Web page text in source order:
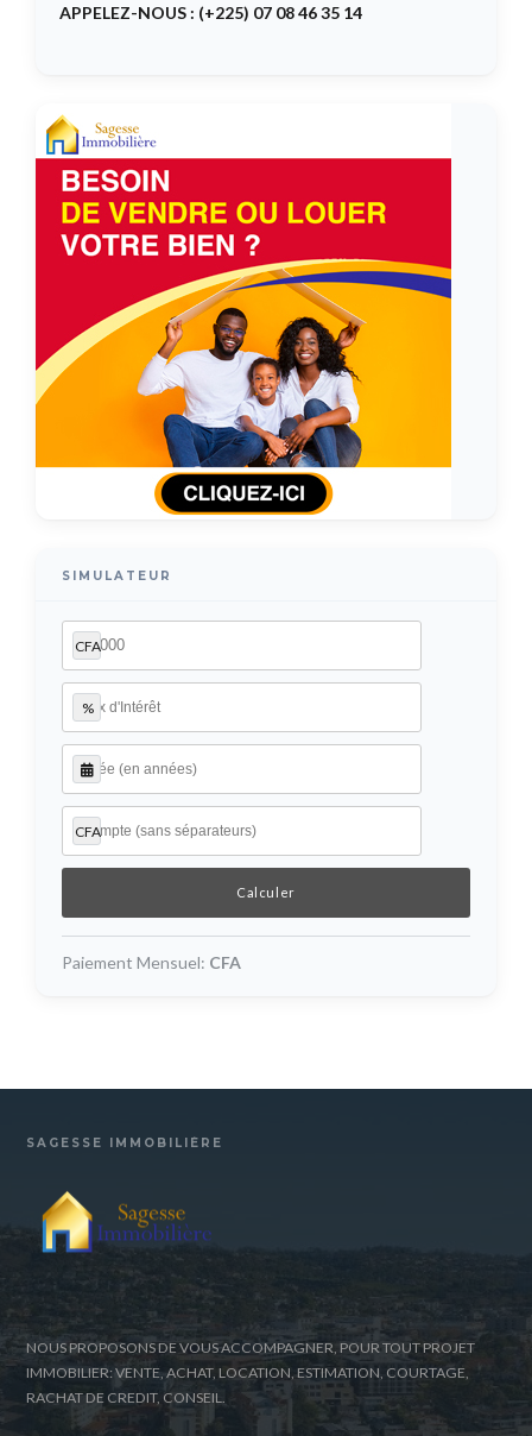
APPELEZ-NOUS : (+225) 07 08 46 35 14
SIMULATEUR
CFA
%
CFA
Paiement Mensuel: CFA
SAGESSE IMMOBILIÈRE
NOUS PROPOSONS DE VOUS ACCOMPAGNER, POUR TOUT PROJET
IMMOBILIER: VENTE, ACHAT, LOCATION, ESTIMATION, COURTAGE,
RACHAT DE CREDIT, CONSEIL.